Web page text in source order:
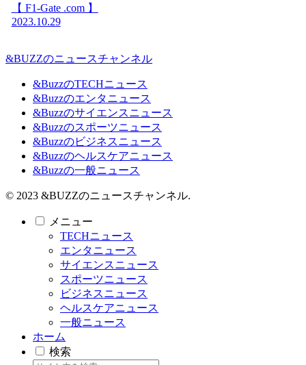
【 F1-Gate .com 】
2023.10.29
&BUZZのニュースチャンネル
&BuzzのTECHニュース
&Buzzのエンタニュース
&Buzzのサイエンスニュース
&Buzzのスポーツニュース
&Buzzのビジネスニュース
&Buzzのヘルスケアニュース
&Buzzの一般ニュース
© 2023 &BUZZのニュースチャンネル.
メニュー
TECHニュース
エンタニュース
サイエンスニュース
スポーツニュース
ビジネスニュース
ヘルスケアニュース
一般ニュース
ホーム
検索